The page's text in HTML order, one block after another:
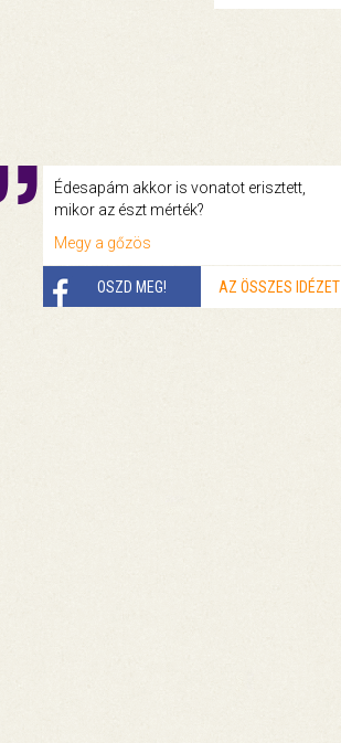
Édesapám akkor is vonatot erisztett,
mikor az észt mérték?
Megy a gőzös
OSZD MEG! AZ ÖSSZES IDÉZET